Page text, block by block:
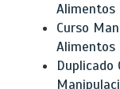
Alimentos
Curso
Alimentos
Duplicado